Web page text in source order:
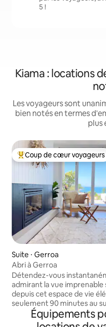
5 !
Kiama : locations
Les voyageurs sont
bien notés en termes
plus
Coups de cœur voyageurs
Coup de cœur voyageurs
Suite ⋅ Gerroa
Abri à Gerroa
Détendez-vous
admirant la vue imprenable
depuis cet espace de vie
seulement 90 minutes au
et à 700 mètres à pied de
Beach. Ouvrez les portes-
Équipements